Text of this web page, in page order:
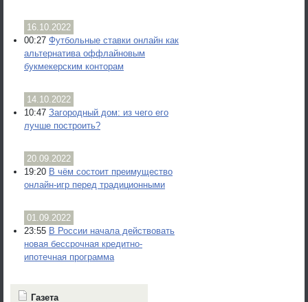
16.10.2022
00:27 Футбольные ставки онлайн как
альтернатива оффлайновым
букмекерским конторам
14.10.2022
10:47 Загородный дом: из чего его
лучше построить?
20.09.2022
19:20 В чём состоит преимущество
онлайн-игр перед традиционными
01.09.2022
23:55 В России начала действовать
новая бессрочная кредитно-
ипотечная программа
Газета